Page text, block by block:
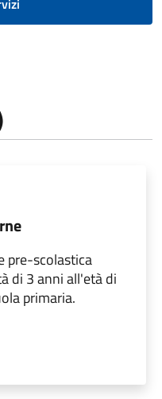
pre-scolastica
di 3 anni all'età di
primaria.